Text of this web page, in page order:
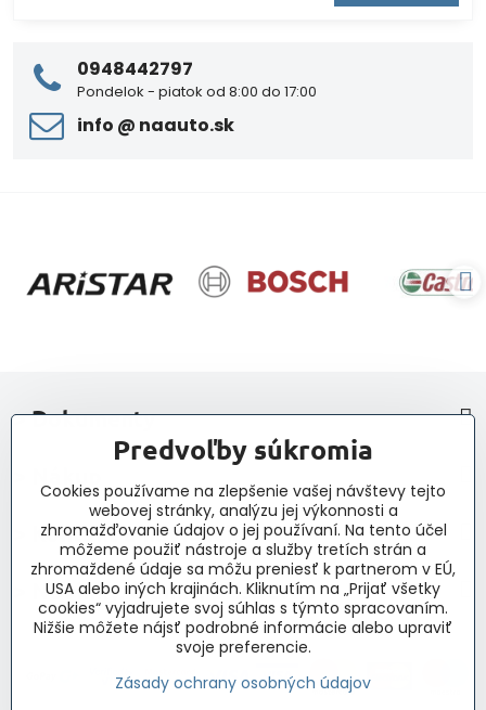
0948442797
Pondelok - piatok od 8:00 do 17:00
info ​@ naauto​.sk
> Dokumenty
> Kontakt a navigácia
> Novinky, články, príspevky
Predvoľby súkromia
Cookies používame na zlepšenie vašej návštevy tejto
webovej stránky, analýzu jej výkonnosti a
zhromažďovanie údajov o jej používaní. Na tento účel
môžeme použiť nástroje a služby tretích strán a
zhromaždené údaje sa môžu preniesť k partnerom v EÚ,
USA alebo iných krajinách. Kliknutím na „Prijať všetky
cookies“ vyjadrujete svoj súhlas s týmto spracovaním.
Nižšie môžete nájsť podrobné informácie alebo upraviť
svoje preferencie.
Zásady ochrany osobných údajov